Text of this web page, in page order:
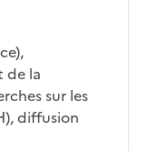
de la
sur les
diffusion